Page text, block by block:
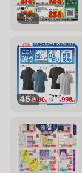
1枚
45枚